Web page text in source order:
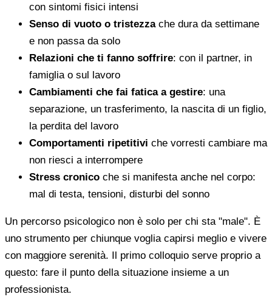
con sintomi fisici intensi
Senso di vuoto o tristezzache dura da settimane
e non passa da solo
Relazioni che ti fanno soffrire: con il partner, in
famiglia o sul lavoro
Cambiamenti che fai fatica a gestire: una
separazione, un trasferimento, la nascita di un figlio,
la perdita del lavoro
Comportamenti ripetitivi che vorresti cambiare ma
non riesci a interrompere
Stress cronico che si manifesta anche nel corpo:
mal di testa, tensioni, disturbi del sonno
Un percorso psicologico non è solo per chi sta "male". È
uno strumento per chiunque voglia capirsi meglio e vivere
con maggiore serenità. Il primo colloquio serve proprio a
questo: fare il punto della situazione insieme a un
professionista.